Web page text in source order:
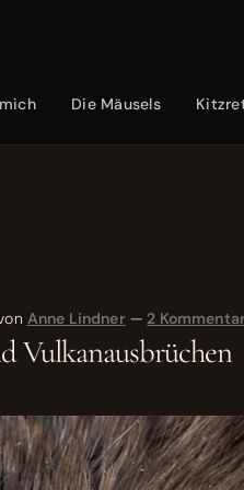
Die Mäusels
Anne Lindner — 2
Vulkanausbrüchen